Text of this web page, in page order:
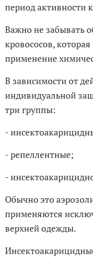
период активности
Важно не забывать
кровососов,
применение
В зависимости от
индивидуальной
три группы:
-
- репеллентные;
-
Обычно это
применяются
верхней одежды.